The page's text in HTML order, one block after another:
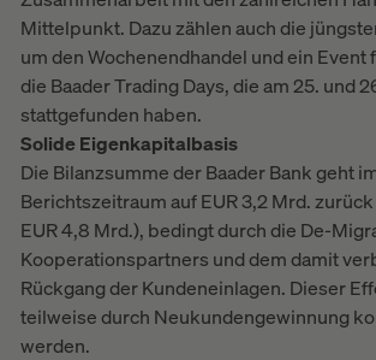
Mittelpunkt. Dazu zählen auch die
um den Wochenendhandel und ein Event
die Baader Trading Days, die am 25. und
stattgefunden haben.
Solide Eigenkapitalbasis
Die Bilanzsumme der Baader Bank geht
Berichtszeitraum auf EUR 3,2 Mrd. zurück
EUR 4,8 Mrd.), bedingt durch die De-
Kooperationspartners und dem damit
Rückgang der Kundeneinlagen. Dieser
teilweise durch Neukundengewinnung
werden.